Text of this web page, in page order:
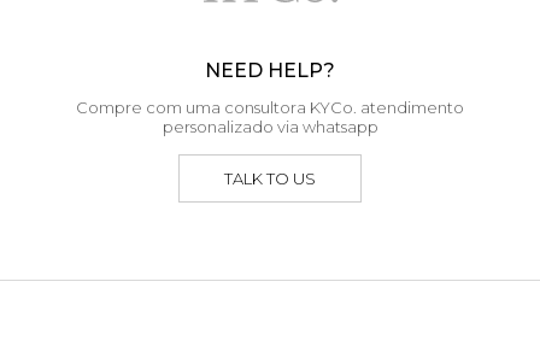
NEED HELP?
Compre com uma consultora KYCo. atendimento
personalizado via whatsapp
TALK TO US